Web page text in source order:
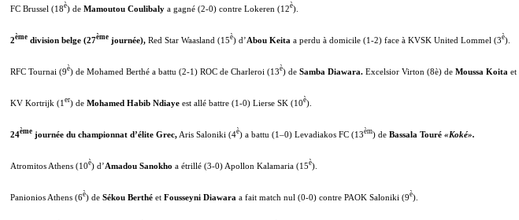
FC Brussel (18è) de Mamoutou Coulibaly a gagné (2-0) contre Lokeren (12è).
2ème division belge (27ème journée), Red Star Waasland (15è) d’Abou Keita a perdu à domicile (1-2) face à KVSK United Lommel (3è).
RFC Tournai (9è) de Mohamed Berthé a battu (2-1) ROC de Charleroi (13è) de Samba Diawara. Excelsior Virton (8è) de Moussa Koita et
KV Kortrijk (1 er) de Mohamed Habib Ndiaye est allé battre (1-0) Lierse SK (10è).
24ème journée du championnat d’élite Grec, Aris Saloniki (4è) a battu (1–0) Levadiakos FC (13èm) de Bassala Touré «Koké».
Atromitos Athens (10è) d’Amadou Sanokho a étrillé (3-0) Apollon Kalamaria (15è).
Panionios Athens (6è) de Sékou Berthé et Fousseyni Diawara a fait match nul (0-0) contre PAOK Saloniki (9è).